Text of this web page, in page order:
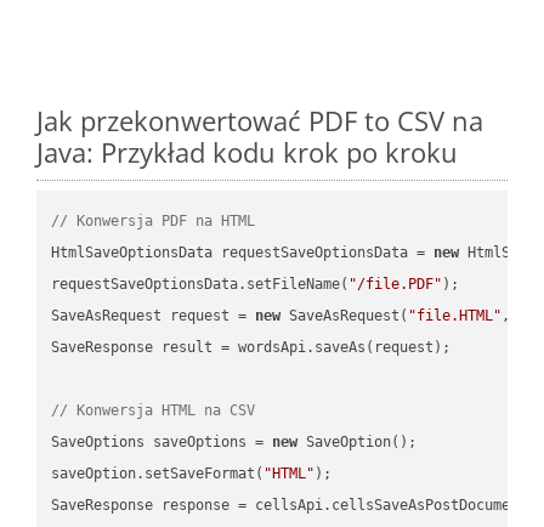
Jak przekonwertować PDF to CSV na
Java: Przykład kodu krok po kroku
// Konwersja PDF na HTML
HtmlSaveOptionsData requestSaveOptionsData = new
requestSaveOptionsData.setFileName( "/file.PDF" );
SaveAsRequest request = new SaveAsRequest( "file.HTML"
SaveResponse result = wordsApi.saveAs(request);
// Konwersja HTML na CSV
SaveOptions saveOptions = new SaveOption();
saveOption.setSaveFormat( "HTML" );
SaveResponse response =